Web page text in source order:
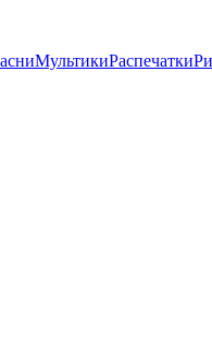
МультикиРаспечатки